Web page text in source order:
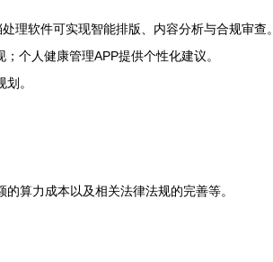
理软件可实现智能排版、内容分析与合规审查。
个人健康管理APP提供个性化建议。
。
算力成本以及相关法律法规的完善等。